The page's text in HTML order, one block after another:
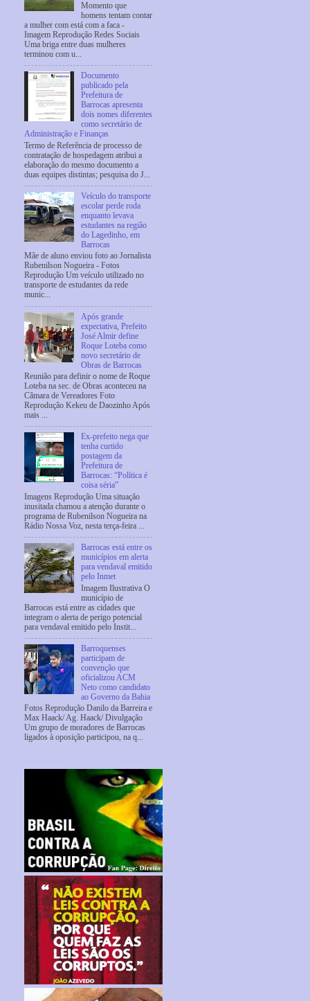
Momento que
homens tentam contar
a mulher com está com a faca -
Imagem Reprodução Redes Sociais
Uma briga entre duas mulheres
terminou com u...
Documento
publicado pela
Prefeitura de
Barrocas apresenta
dois nomes diferentes
como secretário de
Administração e Finanças
Termo de Referência de processo de
contratação de hospedagem atribui a
elaboração do mesmo documento a
duas equipes distintas; pesquisa do J...
Veículo do transporte
escolar perde roda
enquanto levava
estudantes na região
do Lagedinho, em
Barrocas
Mãe de aluno enviou foto ao Jornalista
Rubenilson Nogueira - Fotos
Reprodução Um veículo utilizado no
transporte de estudantes da rede
munic...
Após grande
expectativa, Prefeito
José Almir define
Roque Loteba como
novo secretário de
Obras de Barrocas
Reunião para definir o nome de Roque
Loteba na sec. de Obras aconteceu na
Câmara de Vereadores Foto
Reprodução Kekeu de Daozinho Após
mais ...
Ex-prefeito nega que
tenha curtido
postagem da
Prefeitura de
Barrocas: “Política é
coisa séria”
Imagens Reprodução Uma situação
inusitada chamou a atenção durante o
programa de Rubenilson Nogueira na
Rádio Nossa Voz, nesta terça-feira ...
Barrocas está entre os
municípios em alerta
para vendaval emitido
pelo Inmet
Imagem Ilustrativa O
município de
Barrocas está entre as cidades que
integram o alerta de perigo potencial
para vendaval emitido pelo Instit...
Barroquenses
participam de
convenção que
oficializou ACM
Neto como candidato
ao Governo da Bahia
Fotos Reprodução Danilo da Barreira e
Max Haack/ Ag. Haack/ Divulgação
Um grupo de moradores de Barrocas
ligados à oposição participou, na q...